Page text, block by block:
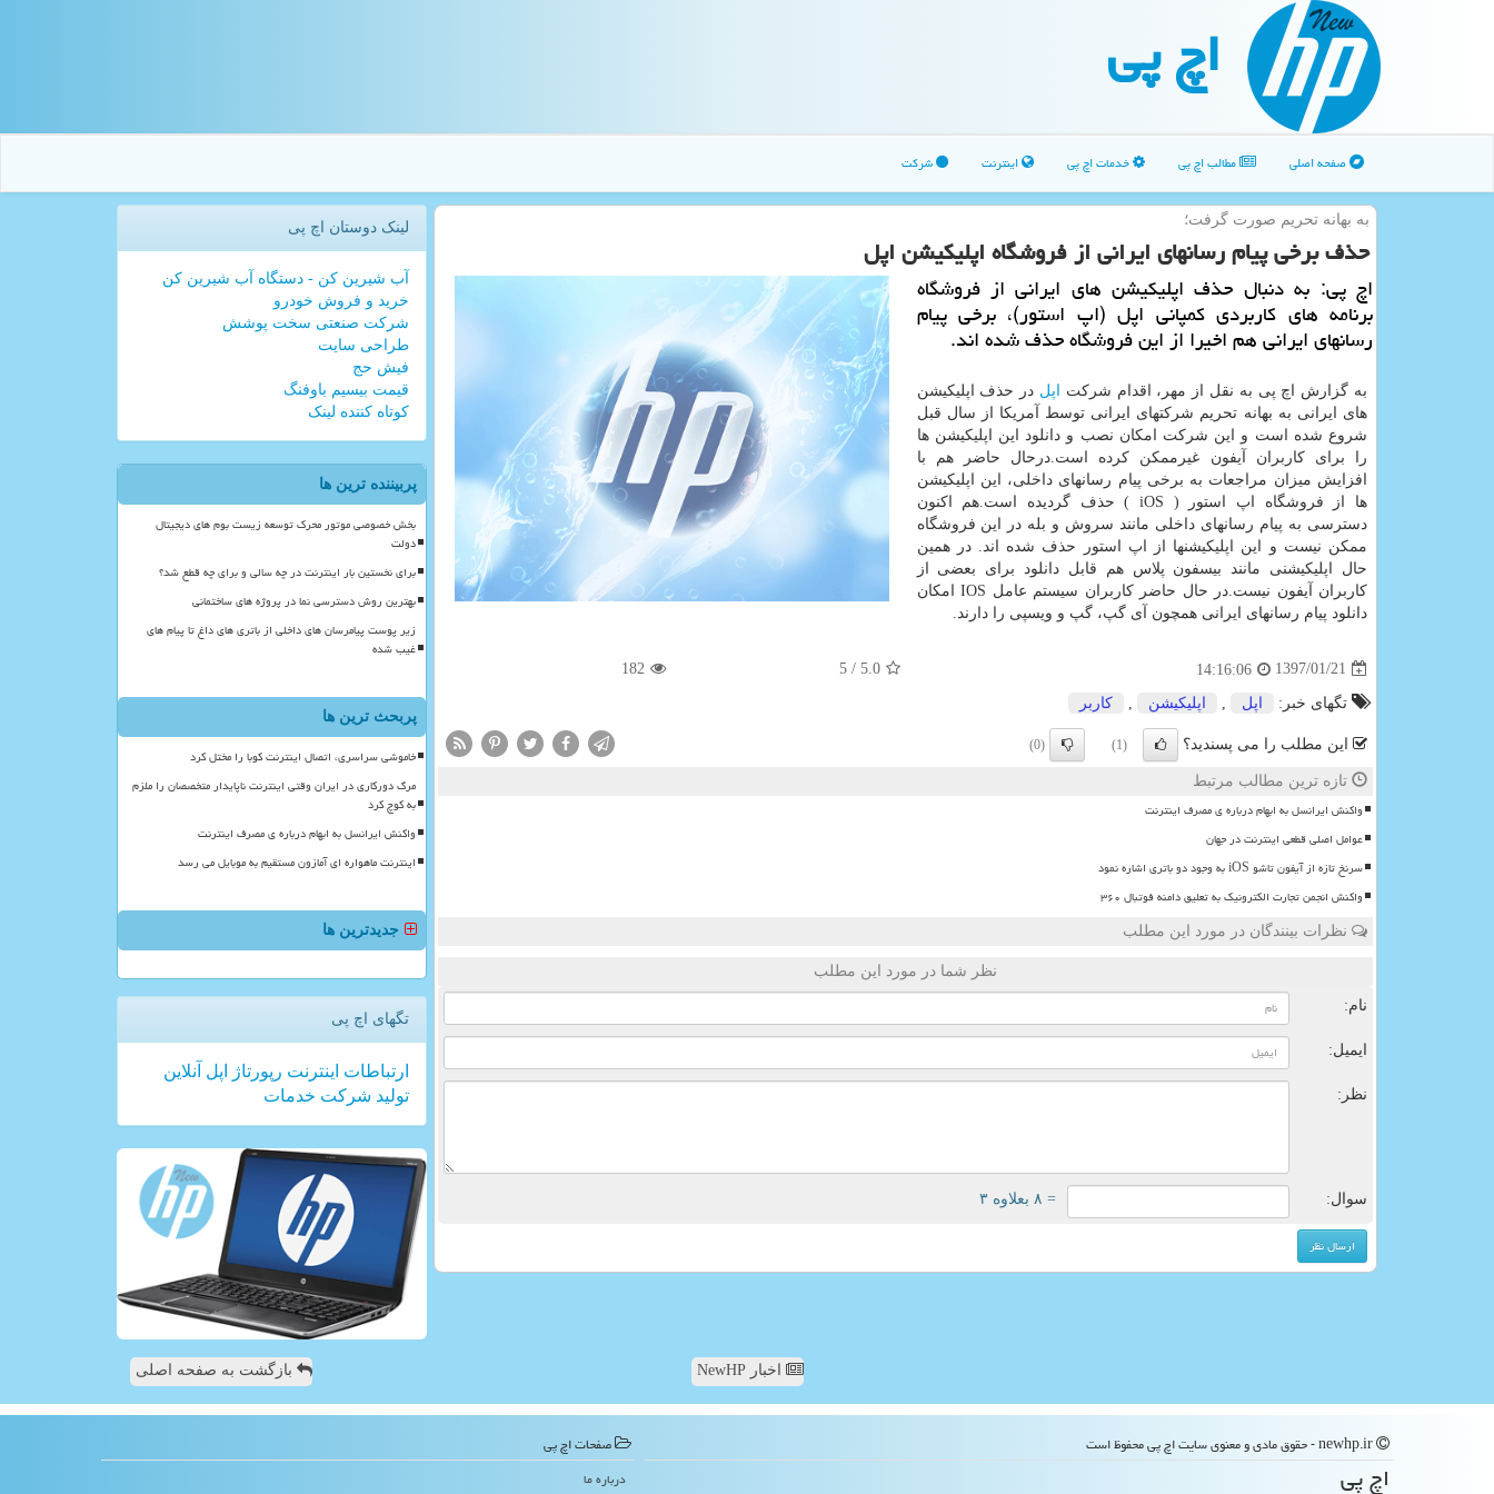
اچ پی
صفحه اصلی مطالب اچ پی خدمات اچ پی اینترنت شرکت
به بهانه تحریم صورت گرفت؛
حذف برخی پیام رسانهای ایرانی از فروشگاه اپلیكیشن اپل
اچ پی: به دنبال حذف اپلیكیشن های ایرانی از فروشگاه
برنامه های كاربردی كمپانی اپل (اپ استور)، برخی پیام
رسانهای ایرانی هم اخیرا از این فروشگاه حذف شده اند.
به گزارش اچ پی به نقل از مهر، اقدام شركت اپل در حذف اپلیكیشن
های ایرانی به بهانه تحریم شركتهای ایرانی توسط آمریكا از سال قبل
شروع شده است و این شركت امكان نصب و دانلود این اپلیكیشن ها
را برای كاربران آیفون غیرممكن كرده است.درحال حاضر هم با
افزایش میزان مراجعات به برخی پیام رسانهای داخلی، این اپلیكیشن
ها از فروشگاه اپ استور ( iOS ) حذف گردیده است.هم اكنون
دسترسی به پیام رسانهای داخلی مانند سروش و بله در این فروشگاه
ممكن نیست و این اپلیكیشنها از اپ استور حذف شده اند. در همین
حال اپلیكیشنی مانند بیسفون پلاس هم قابل دانلود برای بعضی از
كاربران آیفون نیست.در حال حاضر كاربران سیستم عامل IOS امكان
دانلود پیام رسانهای ایرانی همچون آی گپ، گپ و ویسپی را دارند.
1397/01/21
14:16:06
5.0
/ 5
182
تگهای خبر: اپل اپلیكیشن كاربر
این مطلب را می پسندید؟ (1)
(0)
تازه ترین مطالب مرتبط
واکنش ایرانسل به ابهام درباره ی مصرف اینترنت
عوامل اصلی قطعی اینترنت در جهان
سرنخ تازه از آیفون تاشو iOS به وجود دو باتری اشاره نمود
واکنش انجمن تجارت الکترونیک به تعلیق دامنه فوتبال ۳۶۰
نظرات بینندگان در مورد این مطلب
نظر شما در مورد این مطلب
نام:
ایمیل:
نظر:
سوال: = ۸ بعلاوه ۳
لینک دوستان اچ پی
آب شیرین کن - دستگاه آب شیرین کن
خرید و فروش خودرو
شرکت صنعتی سخت پوشش
طراحی سایت
فیش حج
قیمت بیسیم باوفنگ
کوتاه کننده لینک
پربیننده ترین ها
بخش خصوصی موتور محرک توسعه زیست بوم های دیجیتال
دولت
برای نخستین بار اینترنت در چه سالی و برای چه قطع شد؟
بهترین روش دسترسی نما در پروژه های ساختمانی
زیر پوست پیامرسان های داخلی از باتری های داغ تا پیام های
غیب شده
پربحث ترین ها
خاموشی سراسری، اتصال اینترنت کوبا را مختل کرد
مرگ دورکاری در ایران وقتی اینترنت ناپایدار متخصصان را ملزم
به کوچ کرد
واکنش ایرانسل به ابهام درباره ی مصرف اینترنت
اینترنت ماهواره ای آمازون مستقیم به موبایل می رسد
جدیدترین ها
تگهای اچ پی
ارتباطات اینترنت رپورتاژ اپل آنلاین
تولید شركت خدمات
اخبار NewHP بازگشت به صفحه اصلی
اچ پی
صفحات اچ پی
درباره ما